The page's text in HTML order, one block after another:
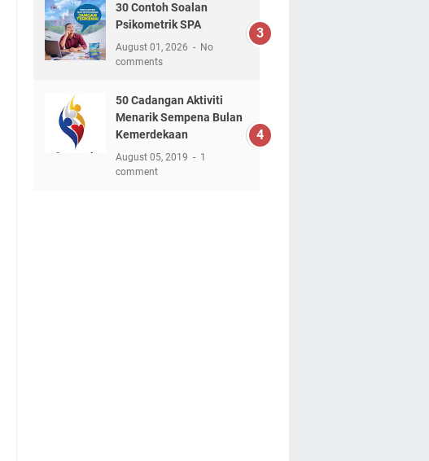
30 Contoh Soalan
Psikometrik SPA
August 01, 2026
No
comments
50 Cadangan Aktiviti
Menarik Sempena Bulan
Kemerdekaan
August 05, 2019
1
comment